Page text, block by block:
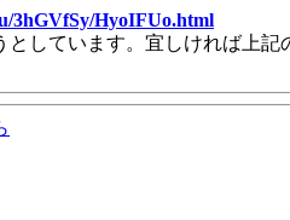
3hGVfSy/HyoIFUo.html
としています。宜しければ上